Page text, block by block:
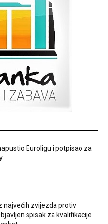
Euroligu i potpisao za
najvećih zvijezda protiv
spisak za kvalifikacije